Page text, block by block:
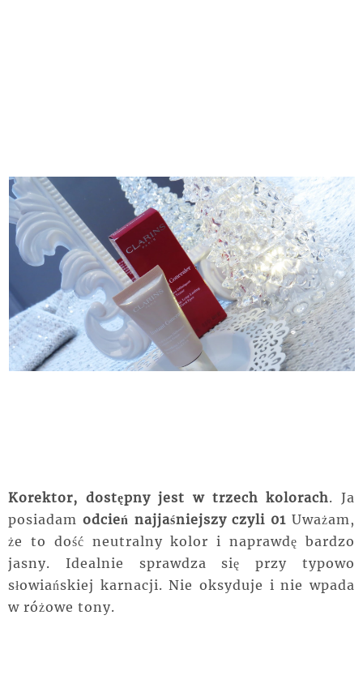
Korektor, dostępny jest w trzech kolorach. Ja
posiadam odcień najjaśniejszy czyli 01 Uważam,
że to dość neutralny kolor i naprawdę bardzo
jasny. Idealnie sprawdza się przy typowo
słowiańskiej karnacji. Nie oksyduje i nie wpada
w różowe tony.